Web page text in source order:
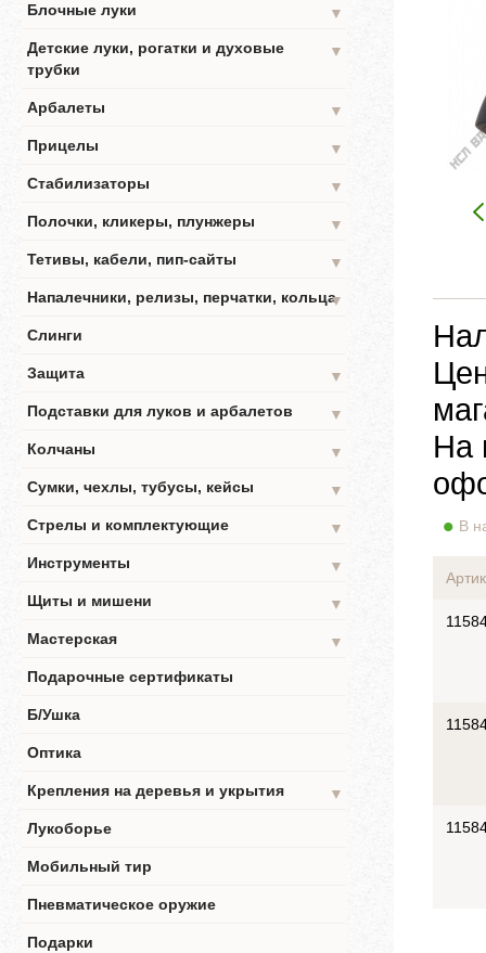
Блочные луки
▼
Детские луки, рогатки и духовые
трубки
▼
Арбалеты
▼
Прицелы
▼
Стабилизаторы
▼
Полочки, кликеры, плунжеры
▼
Тетивы, кабели, пип-сайты
▼
Напалечники, релизы, перчатки, кольца▼
Слинги
Защита
▼
Подставки для луков и арбалетов
▼
Колчаны
▼
Сумки, чехлы, тубусы, кейсы
▼
Стрелы и комплектующие
▼
Инструменты
▼
Щиты и мишени
▼
Мастерская
▼
Подарочные сертификаты
Б/Ушка
Оптика
Крепления на деревья и укрытия
▼
Лукоборье
Мобильный тир
Пневматическое оружие
Подарки
На
В